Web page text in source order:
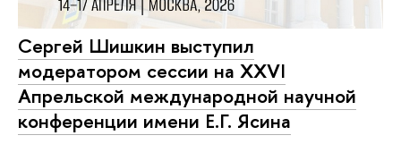
Сергей Шишкин выступил
модератором сессии на XXVI
Апрельской международной научной
конференции имени Е.Г. Ясина